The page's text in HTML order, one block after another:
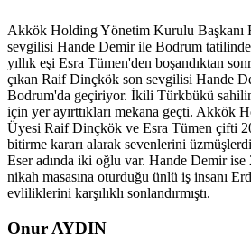
Akkök Holding Yönetim Kurulu Başkanı
sevgilisi Hande Demir ile Bodrum tatilinde
yıllık eşi Esra Tümen'den boşandıktan
çıkan Raif Dinçkök son sevgilisi Hande
Bodrum'da geçiriyor. İkili Türkbükü
için yer ayırttıkları mekana geçti. Akkök
Üyesi Raif Dinçkök ve Esra Tümen çifti
bitirme kararı alarak sevenlerini
Eser adında iki oğlu var. Hande Demir
nikah masasına oturduğu ünlü iş insanı
evliliklerini karşılıklı sonlandırmıştı.
Onur AYDIN